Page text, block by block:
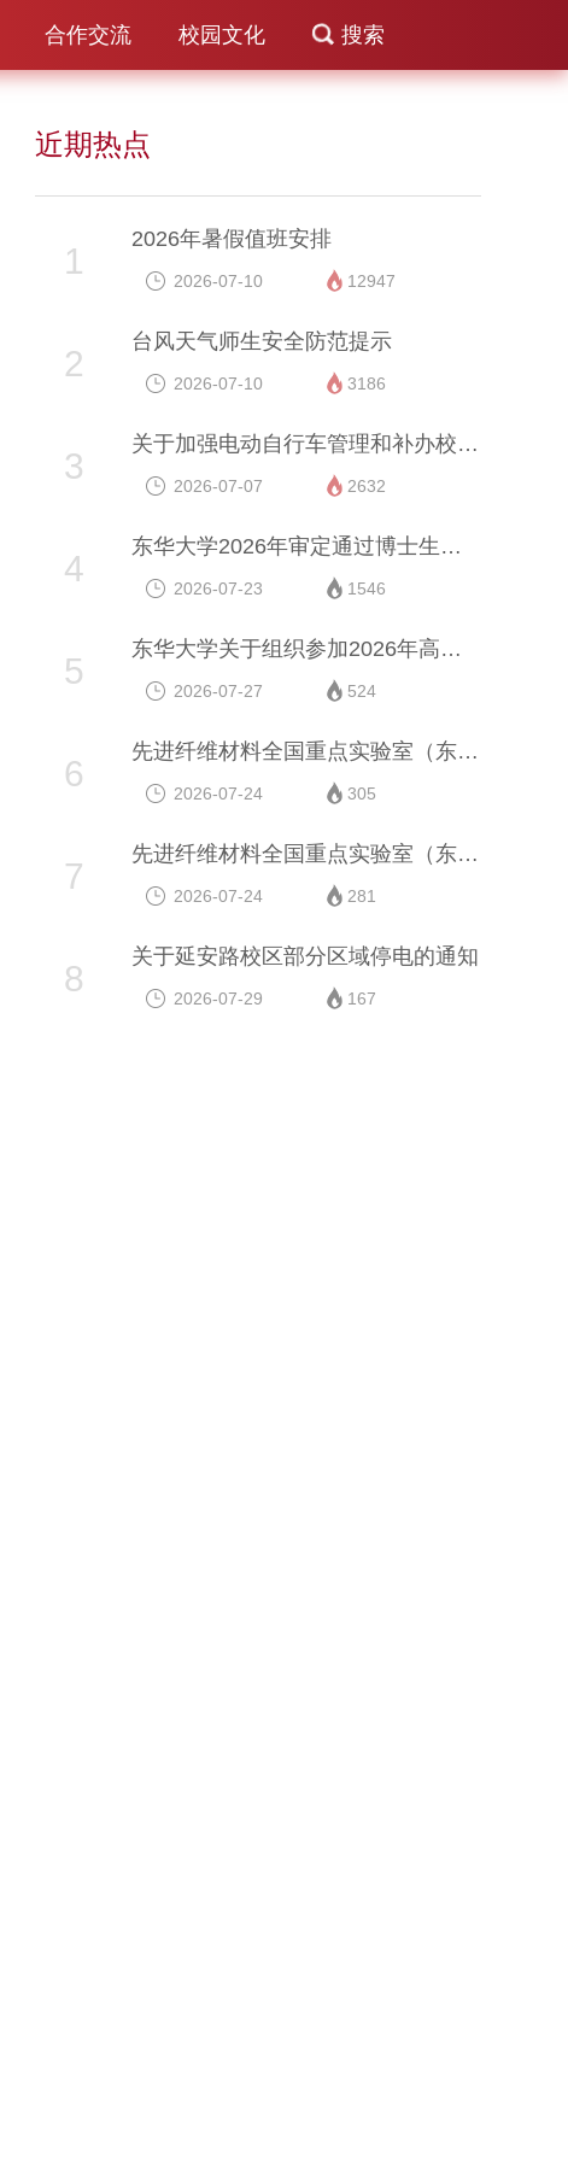
合作交流 校园文化 搜索
近期热点